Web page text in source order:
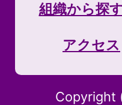
組織から探
アクセス
Copyright